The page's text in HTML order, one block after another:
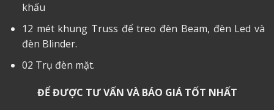
khấu
12 mét khung Truss để treo đèn Beam, đèn Led và
đèn Blinder.
02 Trụ đèn mặt.
ĐỂ ĐƯỢC TƯ VẤN VÀ BÁO GIÁ TỐT NHẤT